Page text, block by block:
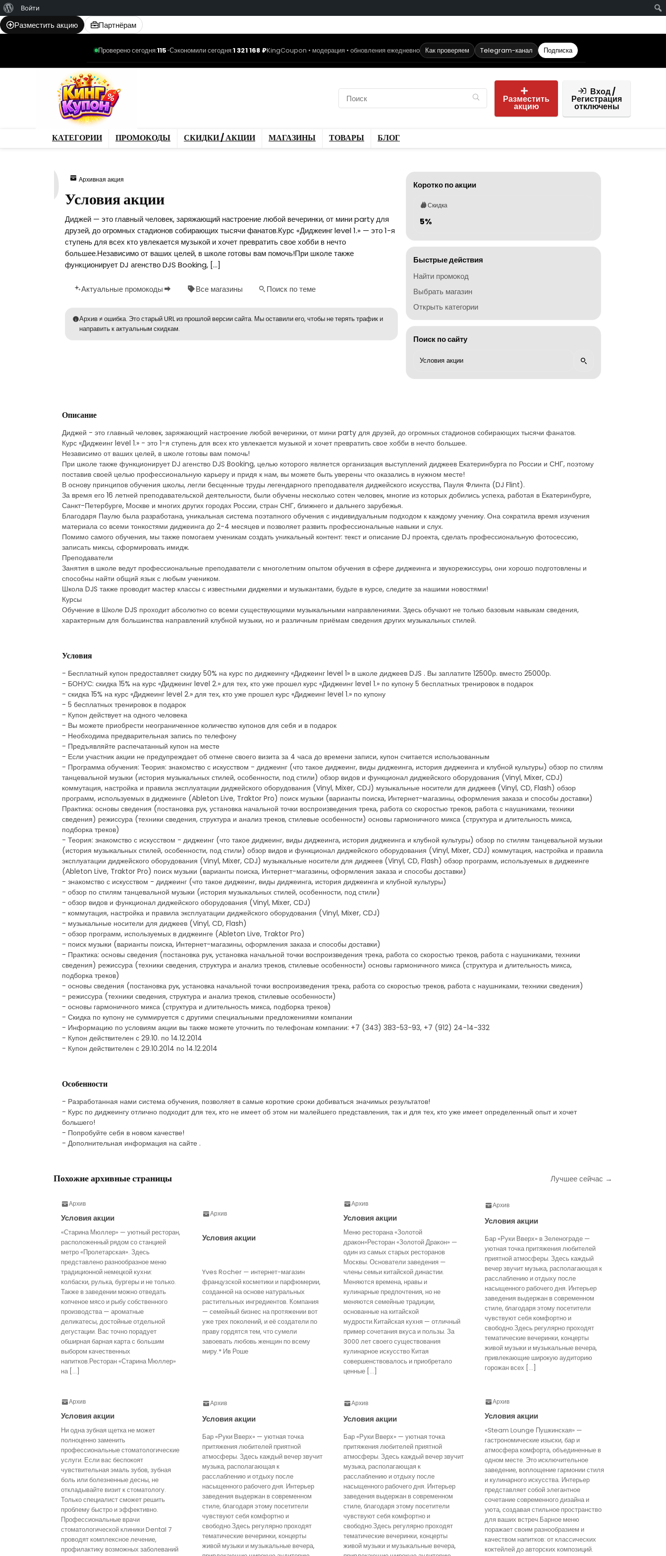
WordPress
Войти
Разместить акцию Партнёрам
Проверено сегодня:115•Сэкономили сегодня:1 321 168 ₽KingCoupon • модерация • обновления ежедневно Как проверяем Telegram-канал Подписка
Разместить
акцию
Вход /
Регистрация
отключены
КАТЕГОРИИ ПРОМОКОДЫ СКИДКИ / АКЦИИ МАГАЗИНЫ ТОВАРЫ БЛОГ
Архивная акция
Условия акции
Диджей — это главный человек, заряжающий настроение любой вечеринки, от мини party для
друзей, до огромных стадионов собирающих тысячи фанатов.Курс «Диджеинг level 1.» — это 1-я
ступень для всех кто увлекается музыкой и хочет превратить свое хобби в нечто
большее.Независимо от ваших целей, в школе готовы вам помочь!При школе также
функционирует DJ агенство DJS Booking, […]
Актуальные промокоды Все магазины Поиск по теме
Архив ≠ ошибка. Это старый URL из прошлой версии сайта. Мы оставили его, чтобы не терять трафик и
направить к актуальным скидкам.
Коротко по акции
Скидка
5%
Быстрые действия
Найти промокод
Выбрать магазин
Открыть категории
Поиск по сайту
Описание
Диджей - это главный человек, заряжающий настроение любой вечеринки, от мини party для друзей, до огромных стадионов собирающих тысячи фанатов.
Курс «Диджеинг level 1.» - это 1-я ступень для всех кто увлекается музыкой и хочет превратить свое хобби в нечто большее.
Независимо от ваших целей, в школе готовы вам помочь!
При школе также функционирует DJ агенство DJS Booking, целью которого является организация выступлений диджеев Екатеринбурга по России и СНГ, поэтому
поставив своей целью профессиональную карьеру и придя к нам, вы можете быть уверены что оказались в нужном месте!
В основу принципов обучения школы, легли бесценные труды легендарного преподавателя диджейского искусства, Пауля Флинта (DJ Flint).
За время его 16 летней преподавательской деятельности, были обучены несколько сотен человек, многие из которых добились успеха, работая в Екатеринбурге,
Санкт-Петербурге, Москве и многих других городах России, стран СНГ, ближнего и дальнего зарубежья.
Благодаря Паулю была разработана, уникальная система поэтапного обучения с индивидуальным подходом к каждому ученику. Она сократила время изучения
материала со всеми тонкостями диджеинга до 2-4 месяцев и позволяет развить профессиональные навыки и слух.
Помимо самого обучения, мы также помогаем ученикам создать уникальный контент: текст и описание DJ проекта, сделать профессиональную фотосессию,
записать миксы, сформировать имидж.
Преподаватели
Занятия в школе ведут профессиональные преподаватели с многолетним опытом обучения в сфере диджеинга и звукорежиссуры, они хорошо подготовлены и
способны найти общий язык с любым учеником.
Школа DJS также проводит мастер классы с известными диджеями и музыкантами, будьте в курсе, следите за нашими новостями!
Курсы
Обучение в Школе DJS проходит абсолютно со всеми существующими музыкальными направлениями. Здесь обучают не только базовым навыкам сведения,
характерным для большинства направлений клубной музыки, но и различным приёмам сведения других музыкальных стилей.
Условия
- Бесплатный купон предоставляет скидку 50% на курс по диджеингу «Диджеинг level 1» в школе диджеев DJS . Вы заплатите 12500р. вместо 25000р.
- БОНУС: скидка 15% на курс «Диджеинг level 2.» для тех, кто уже прошел курс «Диджеинг level 1.» по купону 5 бесплатных тренировок в подарок
- скидка 15% на курс «Диджеинг level 2.» для тех, кто уже прошел курс «Диджеинг level 1.» по купону
- 5 бесплатных тренировок в подарок
- Купон действует на одного человека
- Вы можете приобрести неограниченное количество купонов для себя и в подарок
- Необходима предварительная запись по телефону
- Предъявляйте распечатанный купон на месте
- Если участник акции не предупреждает об отмене своего визита за 4 часа до времени записи, купон считается использованным
- Программа обучения: Теория: знакомство с искусством - диджеинг (что такое диджеинг, виды диджеинга, история диджеинга и клубной культуры) обзор по стилям
танцевальной музыки (история музыкальных стилей, особенности, под стили) обзор видов и функционал диджейского оборудования (Vinyl, Mixer, CDJ)
коммутация, настройка и правила эксплуатации диджейского оборудования (Vinyl, Mixer, CDJ) музыкальные носители для диджеев (Vinyl, CD, Flash) обзор
программ, используемых в диджеинге (Аbleton Live, Traktor Pro) поиск музыки (варианты поиска, Интернет-магазины, оформления заказа и способы доставки)
Практика: основы сведения (постановка рук, установка начальной точки воспроизведения трека, работа со скоростью треков, работа с наушниками, техники
сведения) режиссура (техники сведения, структура и анализ треков, стилевые особенности) основы гармоничного микса (структура и длительность микса,
подборка треков)
- Теория: знакомство с искусством - диджеинг (что такое диджеинг, виды диджеинга, история диджеинга и клубной культуры) обзор по стилям танцевальной музыки
(история музыкальных стилей, особенности, под стили) обзор видов и функционал диджейского оборудования (Vinyl, Mixer, CDJ) коммутация, настройка и правила
эксплуатации диджейского оборудования (Vinyl, Mixer, CDJ) музыкальные носители для диджеев (Vinyl, CD, Flash) обзор программ, используемых в диджеинге
(Аbleton Live, Traktor Pro) поиск музыки (варианты поиска, Интернет-магазины, оформления заказа и способы доставки)
- знакомство с искусством - диджеинг (что такое диджеинг, виды диджеинга, история диджеинга и клубной культуры)
- обзор по стилям танцевальной музыки (история музыкальных стилей, особенности, под стили)
- обзор видов и функционал диджейского оборудования (Vinyl, Mixer, CDJ)
- коммутация, настройка и правила эксплуатации диджейского оборудования (Vinyl, Mixer, CDJ)
- музыкальные носители для диджеев (Vinyl, CD, Flash)
- обзор программ, используемых в диджеинге (Аbleton Live, Traktor Pro)
- поиск музыки (варианты поиска, Интернет-магазины, оформления заказа и способы доставки)
- Практика: основы сведения (постановка рук, установка начальной точки воспроизведения трека, работа со скоростью треков, работа с наушниками, техники
сведения) режиссура (техники сведения, структура и анализ треков, стилевые особенности) основы гармоничного микса (структура и длительность микса,
подборка треков)
- основы сведения (постановка рук, установка начальной точки воспроизведения трека, работа со скоростью треков, работа с наушниками, техники сведения)
- режиссура (техники сведения, структура и анализ треков, стилевые особенности)
- основы гармоничного микса (структура и длительность микса, подборка треков)
- Скидка по купону не суммируется с другими специальными предложениями компании
- Информацию по условиям акции вы также можете уточнить по телефонам компании: +7 (343) 383-53-93, +7 (912) 24-14-332
- Купон действителен с 29.10. по 14.12.2014
- Купон действителен с 29.10.2014 по 14.12.2014
Особенности
- Разработанная нами система обучения, позволяет в самые короткие сроки добиваться значимых результатов!
- Курс по диджеингу отлично подходит для тех, кто не имеет об этом ни малейшего представления, так и для тех, кто уже имеет определенный опыт и хочет
большего!
- Попробуйте себя в новом качестве!
- Дополнительная информация на сайте .
Похожие архивные страницы Лучшее сейчас →
Архив
Условия акции
«Старина Мюллер» — уютный ресторан,
расположенный рядом со станцией
метро «Пролетарская». Здесь
представлено разнообразное меню
традиционной немецкой кухни:
колбаски, рулька, бургеры и не только.
Также в заведении можно отведать
копченое мясо и рыбу собственного
производства — ароматные
деликатесы, достойные отдельной
дегустации. Вас точно порадует
обширная барная карта с большим
выбором качественных
напитков.Ресторан «Старина Мюллер»
на […]
Архив
Условия акции
Yves Rocher — интернет-магазин
французской косметики и парфюмерии,
созданной на основе натуральных
растительных ингредиентов. Компания
— семейный бизнес на протяжении вот
уже трех поколений, и её создатели по
праву гордятся тем, что сумели
завоевать любовь женщин по всему
миру.* Ив Роше
Архив
Условия акции
Меню ресторана «Золотой
дракон»Ресторан «Золотой Дракон» —
один из самых старых ресторанов
Москвы. Основатели заведения —
члены семьи китайской династии.
Меняются времена, нравы и
кулинарные предпочтения, но не
меняются семейные традиции,
основанные на китайской
мудрости.Китайская кухня — отличный
пример сочетания вкуса и пользы. За
3000 лет своего существования
кулинарное искусство Китая
совершенствовалось и приобретало
ценные […]
Архив
Условия акции
Бар «Руки Вверх» в Зеленограде —
уютная точка притяжения любителей
приятной атмосферы. Здесь каждый
вечер звучит музыка, располагающая к
расслаблению и отдыху после
насыщенного рабочего дня. Интерьер
заведения выдержан в современном
стиле, благодаря этому посетители
чувствуют себя комфортно и
свободно.Здесь регулярно проходят
тематические вечеринки, концерты
живой музыки и музыкальные вечера,
привлекающие широкую аудиторию
горожан всех […]
Архив
Условия акции
Ни одна зубная щетка не может
полноценно заменить
профессиональные стоматологические
услуги. Если вас беспокоят
чувствительная эмаль зубов, зубная
боль или болезненные десны, не
откладывайте визит к стоматологу.
Только специалист сможет решить
проблему быстро и эффективно.
Профессиональные врачи
стоматологической клиники Dental 7
проводят комплексное лечение,
профилактику возможных заболеваний
Архив
Условия акции
Бар «Руки Вверх» — уютная точка
притяжения любителей приятной
атмосферы. Здесь каждый вечер звучит
музыка, располагающая к
расслаблению и отдыху после
насыщенного рабочего дня. Интерьер
заведения выдержан в современном
стиле, благодаря этому посетители
чувствуют себя комфортно и
свободно.Здесь регулярно проходят
тематические вечеринки, концерты
живой музыки и музыкальные вечера,
Архив
Условия акции
Бар «Руки Вверх» — уютная точка
притяжения любителей приятной
атмосферы. Здесь каждый вечер звучит
музыка, располагающая к
расслаблению и отдыху после
насыщенного рабочего дня. Интерьер
заведения выдержан в современном
стиле, благодаря этому посетители
чувствуют себя комфортно и
свободно.Здесь регулярно проходят
тематические вечеринки, концерты
живой музыки и музыкальные вечера,
Архив
Условия акции
«Steam Lounge Пушкинская» —
гастрономические изыски, бар и
атмосфера комфорта, объединенные в
одном месте. Это исключительное
заведение, воплощение гармонии стиля
и кулинарного искусства. Интерьер
представляет собой элегантное
сочетание современного дизайна и
уюта, создавая стильное пространство
для ваших встреч.Барное меню
поражает своим разнообразием и
качеством напитков: от классических
коктейлей до авторских композиций.